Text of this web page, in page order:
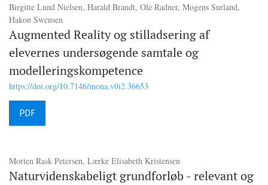
Birgitte Lund Nielsen, Harald Brandt, Ole Radner, Mogens Surland,
Hakon Swensen
Augmented Reality og stilladsering af
elevernes undersøgende samtale og
modelleringskompetence
https://doi.org/10.7146/mona.v0i2.36653
PDF
Morten Rask Petersen, Lærke Elisabeth Kristensen
Naturvidenskabeligt grundforløb - relevant og